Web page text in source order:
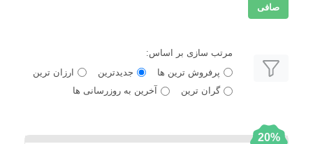
صافی
مرتب سازی بر اساس:
پرفروش ترین ها
جدیدترین
ارزان ترین
گران ترین
آخرین به روزرسانی ها
20%